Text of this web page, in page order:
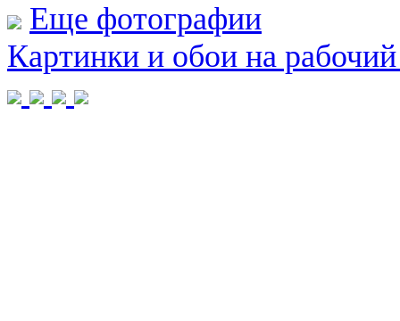
Еще фотографии
Картинки и обои на